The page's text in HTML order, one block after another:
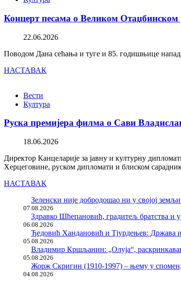
Концерт песама о Великом
22.06.2026
Поводом Дана сећања и туге и 85. годишњице
НАСТАВАК
Вести
Култура
Руска премијера филма о Сави
18.06.2026
Директор Канцеларије за јавну и културну
Херцеговине, руском дипломати и блиском
НАСТАВАК
Зеленски није добродошао ни у својој
07.08.2026
Здравко Шћепановић, градитељ братства и
06.08.2026
Ђедовић Хандановић и Тјурдењев: Држава
05.08.2026
Владимир Кршљанин: „Олуја“,
05.08.2026
Жорж Скригин (1910-1997) – њему у
04.08.2026